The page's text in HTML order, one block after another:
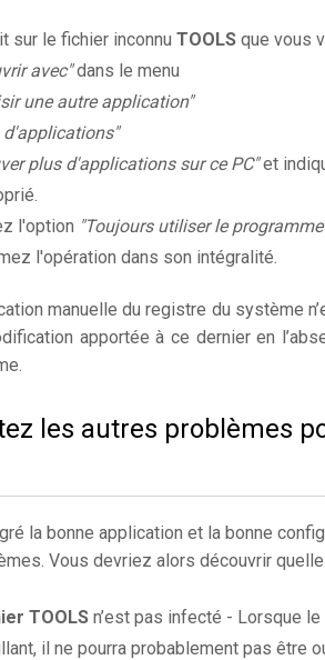
sur le fichier inconnu TOOLS que vous
avec"dans le menu
une autre application"
d'applications"
plus d'applications sur ce PC"et
l'option "Toujours utiliser le
l'opération dans son intégralité.
manuelle du registre du système
apportée à ce dernier en
les autres problèmes
la bonne application et la bonne
Vous devriez alors découvrir
TOOLS n’est pas infecté - Lorsque
il ne pourra probablement pas être